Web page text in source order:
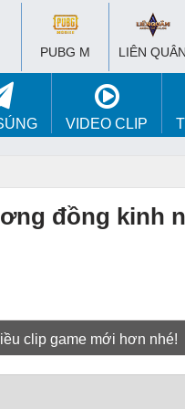
PUBG M LIÊN QUÂN
VIDEO CLIP
đồng kinh
clip game mới hơn nhé!